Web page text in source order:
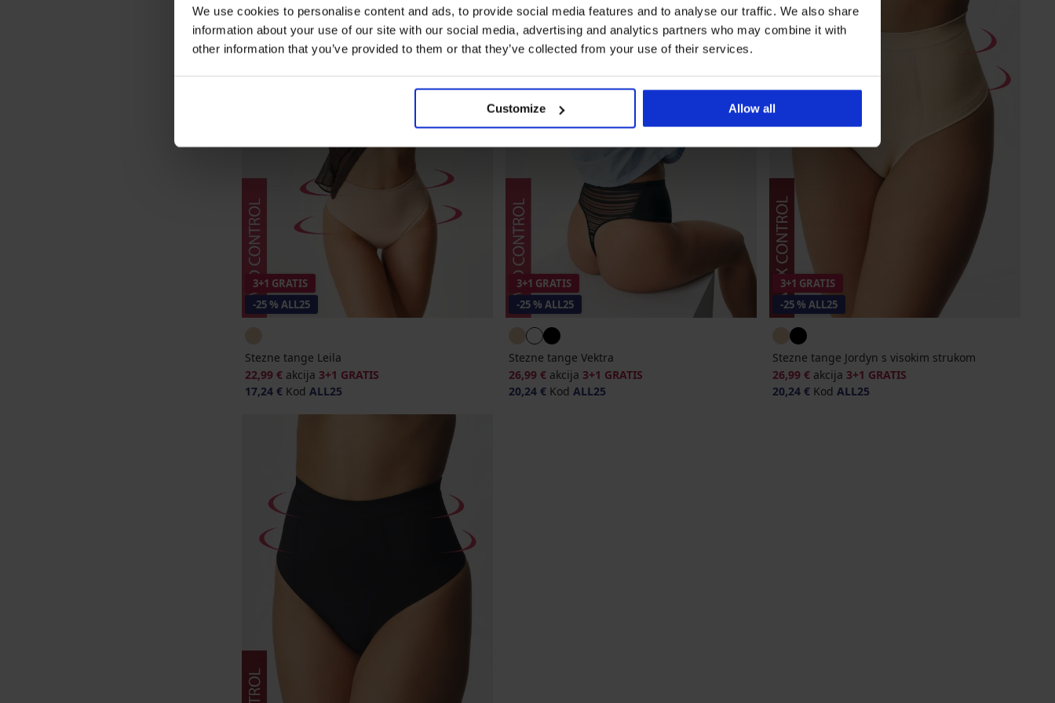
We use cookies to personalise content and ads, to provide social media features and to analyse our traffic. We also share
information about your use of our site with our social media, advertising and analytics partners who may combine it with
other information that you’ve provided to them or that they’ve collected from your use of their services.
Customize Allow all
3+1 GRATIS
-25 % ALL25
Stezne tange Leila
22,99 € akcija 3+1 GRATIS
17,24 € Kod ALL25
3+1 GRATIS
-25 % ALL25
Stezne tange Vektra
26,99 € akcija 3+1 GRATIS
20,24 €Kod ALL25
3+1 GRATIS
-25 % ALL25
Stezne tange Jordyn s visokim strukom
26,99 € akcija 3+1 GRATIS
20,24 €Kod ALL25